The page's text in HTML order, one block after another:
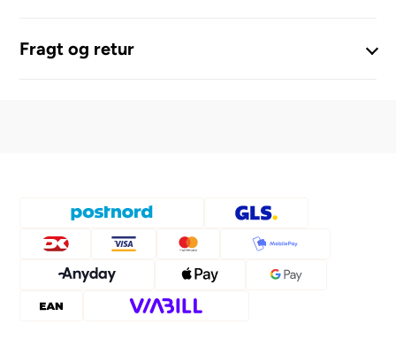
Fragt og retur